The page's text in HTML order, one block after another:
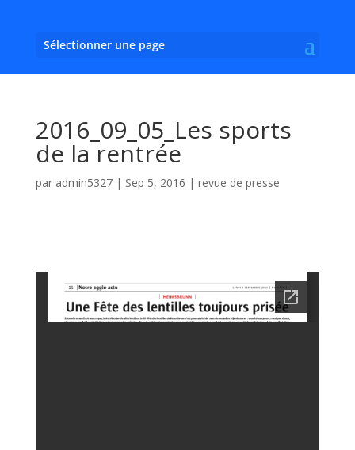
Sélectionner une page
2016_09_05_Les sports
de la rentrée
par admin5327| Sep 5, 2016 | revue de presse